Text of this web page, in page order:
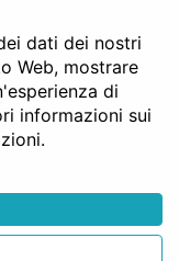
casa, può
quanto si è in
e non si
fascia entro
del
dati dei nostri
Web, mostrare
di
informazioni sui